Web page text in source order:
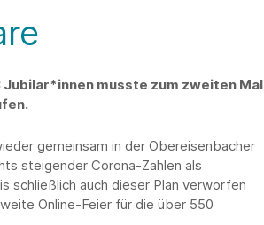
Jubilar*innen musste zum zweiten Mal
gemeinsam in der Obereisenbacher
steigender Corona-Zahlen als
schließlich auch dieser Plan verworfen
Online-Feier für die über 550